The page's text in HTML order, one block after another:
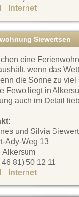
Internet
Siewertsen
eine
wenn das
die Sonne zu
Fewo liegt in
auch im Detail
und Silvia
Ady-Weg 13
Alkersum
46 81) 50 12 11
Internet